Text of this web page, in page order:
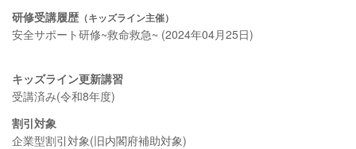
研修受講履歴 （キッズライン主催）
安全サポート研修~救命救急~ (2024年04月25日)
キッズライン更新講習
受講済み(令和8年度)
割引対象
企業型割引対象(旧内閣府補助対象)